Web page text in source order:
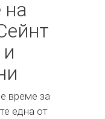
време за
една от